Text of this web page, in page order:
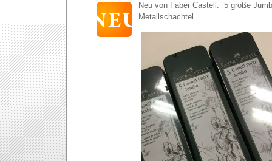
Neu von Faber Castell: 5 große
Metallschachtel.